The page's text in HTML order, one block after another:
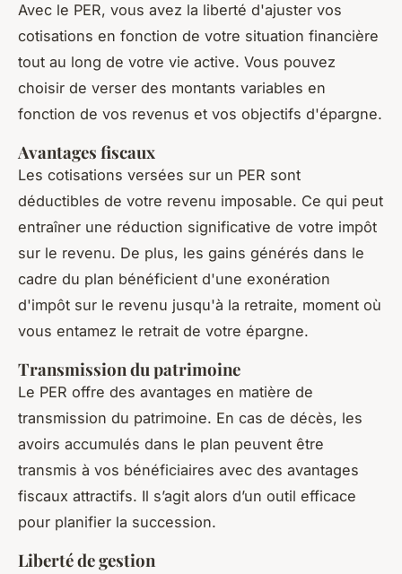
Avec le PER, vous avez la liberté d'ajuster vos
cotisations en fonction de votre situation financière
tout au long de votre vie active. Vous pouvez
choisir de verser des montants variables en
fonction de vos revenus et vos objectifs d'épargne.
Avantages fiscaux
Les cotisations versées sur un PER sont
déductibles de votre revenu imposable. Ce qui peut
entraîner une réduction significative de votre impôt
sur le revenu. De plus, les gains générés dans le
cadre du plan bénéficient d'une exonération
d'impôt sur le revenu jusqu'à la retraite, moment où
vous entamez le retrait de votre épargne.
Transmission du patrimoine
Le PER offre des avantages en matière de
transmission du patrimoine. En cas de décès, les
avoirs accumulés dans le plan peuvent être
transmis à vos bénéficiaires avec des avantages
fiscaux attractifs. Il s’agit alors d’un outil efficace
pour planifier la succession.
Liberté de gestion